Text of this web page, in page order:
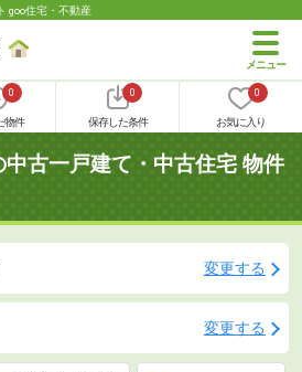
goo住宅・不動産
0
物件
0
保存した条件
0
お気に入り
古一戸建て・中古住宅 物件
変更する
変更する